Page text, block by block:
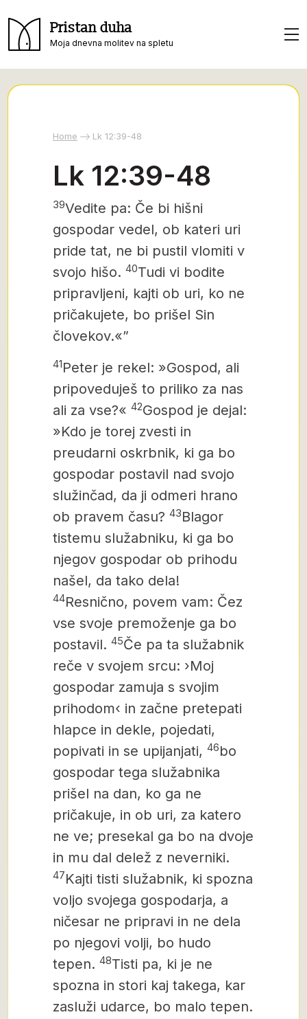
Pristan duha
Moja dnevna molitev na spletu
Home Lk 12:39-48
Lk 12:39-48
39Vedite pa: Če bi hišni
gospodar vedel, ob kateri uri
pride tat, ne bi pustil vlomiti v
svojo hišo. 40Tudi vi bodite
pripravljeni, kajti ob uri, ko ne
pričakujete, bo prišel Sin
človekov.«”
41Peter je rekel: »Gospod, ali
pripoveduješ to priliko za nas
ali za vse?« 42Gospod je dejal:
»Kdo je torej zvesti in
preudarni oskrbnik, ki ga bo
gospodar postavil nad svojo
služinčad, da ji odmeri hrano
ob pravem času? 43Blagor
tistemu služabniku, ki ga bo
njegov gospodar ob prihodu
našel, da tako dela!
44Resnično, povem vam: Čez
vse svoje premoženje ga bo
postavil. 45Če pa ta služabnik
reče v svojem srcu: ›Moj
gospodar zamuja s svojim
prihodom‹ in začne pretepati
hlapce in dekle, pojedati,
popivati in se upijanjati, 46bo
gospodar tega služabnika
prišel na dan, ko ga ne
pričakuje, in ob uri, za katero
ne ve; presekal ga bo na dvoje
in mu dal delež z neverniki.
47Kajti tisti služabnik, ki spozna
voljo svojega gospodarja, a
ničesar ne pripravi in ne dela
po njegovi volji, bo hudo
tepen. 48Tisti pa, ki je ne
spozna in stori kaj takega, kar
zasluži udarce, bo malo tepen.